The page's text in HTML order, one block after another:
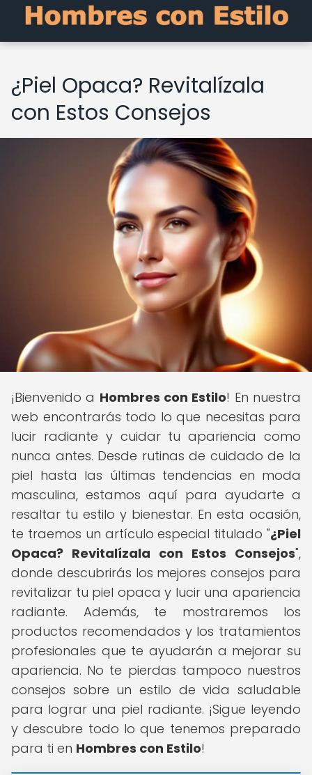
¿Piel Opaca? Revitalízala
con Estos Consejos
¡Bienvenido a Hombres con Estilo! En nuestra
web encontrarás todo lo que necesitas para
lucir radiante y cuidar tu apariencia como
nunca antes. Desde rutinas de cuidado de la
piel hasta las últimas tendencias en moda
masculina, estamos aquí para ayudarte a
resaltar tu estilo y bienestar. En esta ocasión,
te traemos un artículo especial titulado "¿Piel
Opaca? Revitalízala con Estos Consejos",
donde descubrirás los mejores consejos para
revitalizar tu piel opaca y lucir una apariencia
radiante. Además, te mostraremos los
productos recomendados y los tratamientos
profesionales que te ayudarán a mejorar su
apariencia. No te pierdas tampoco nuestros
consejos sobre un estilo de vida saludable
para lograr una piel radiante. ¡Sigue leyendo
y descubre todo lo que tenemos preparado
para ti en Hombres con Estilo!